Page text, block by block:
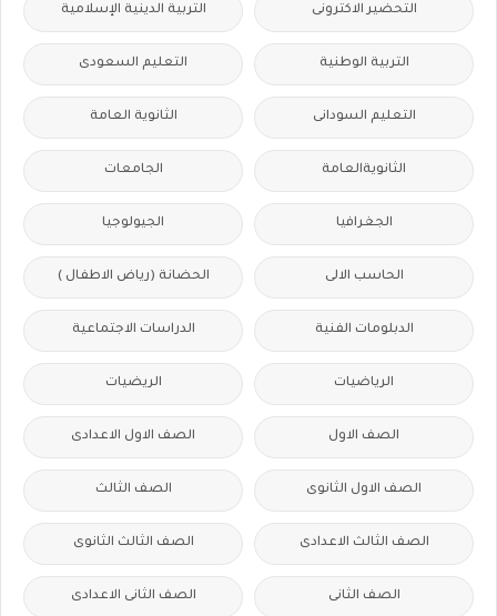
التحضير الاكترونى التربية الدينية الإسلامية
التربية الوطنية التعليم السعودى
التعليم السودانى الثانوية العامة
الثانويةالعامة الجامعات
الجغرافيا الجيولوجيا
الحاسب الالى الحضانة (رياض الاطفال )
الدبلومات الفنية الدراسات الاجتماعية
الرياضيات الريضيات
الصف الاول الصف الاول الاعدادى
الصف الاول الثانوى الصف الثالث
الصف الثالث الاعدادى الصف الثالث الثانوى
الصف الثانى الصف الثانى الاعدادى